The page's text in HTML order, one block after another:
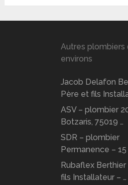
Autres plombiers
environs
Jacob Delafon
Père et fils
ASV – plombier
Botzaris, 75019 …
SDR – plombier
Permanence – 15
Rubaflex
fils Installateur – …